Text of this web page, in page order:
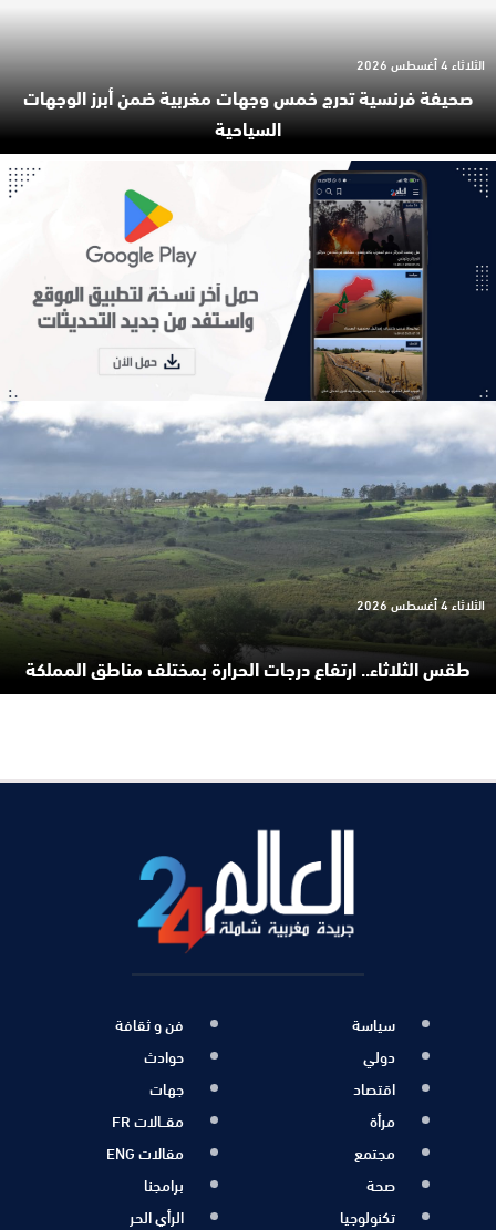
صحيفة فرنسية تدرج خمس وجهات مغربية ضمن أبرز الوجهات
السياحية
الثلاثاء 4 أغسطس 2026
طقس الثلاثاء.. ارتفاع درجات الحرارة بمختلف مناطق المملكة
الثلاثاء 4 أغسطس 2026
سياسة
دولي
اقتصاد
مرأة
مجتمع
صحة
تكنولوجيا
فن و ثقافة
حوادث
جهات
مقــالات FR
مقالات ENG
برامجنا
الرأي الحر